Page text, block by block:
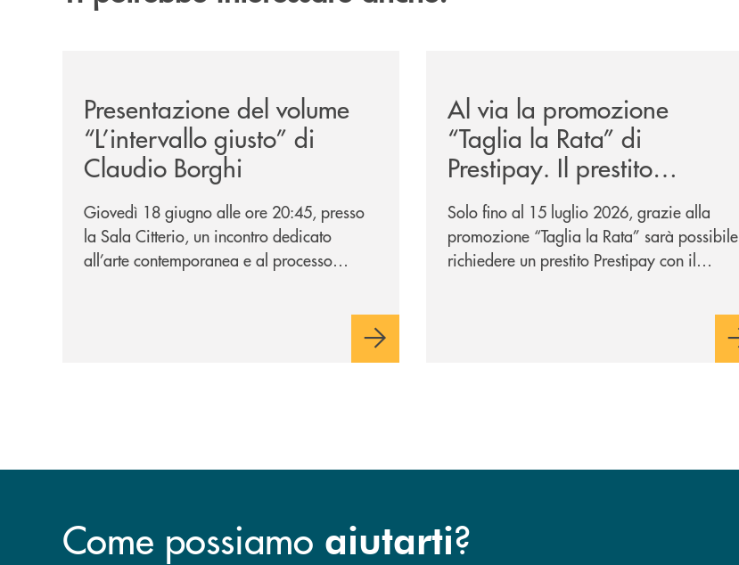
Presentazione del volume
“L’intervallo giusto” di
Claudio Borghi
Giovedì 18 giugno alle ore 20:45, presso
la Sala Citterio, un incontro dedicato
all’arte contemporanea e al processo
Al via la promozione
“Taglia la Rata” di
Prestipay. Il prestito
personale che si fa in due
per te!
Solo fino al 15 luglio 2026, grazie alla
promozione “Taglia la Rata” sarà possibile
richiedere un prestito Prestipay con il
Come possiamo aiutarti?